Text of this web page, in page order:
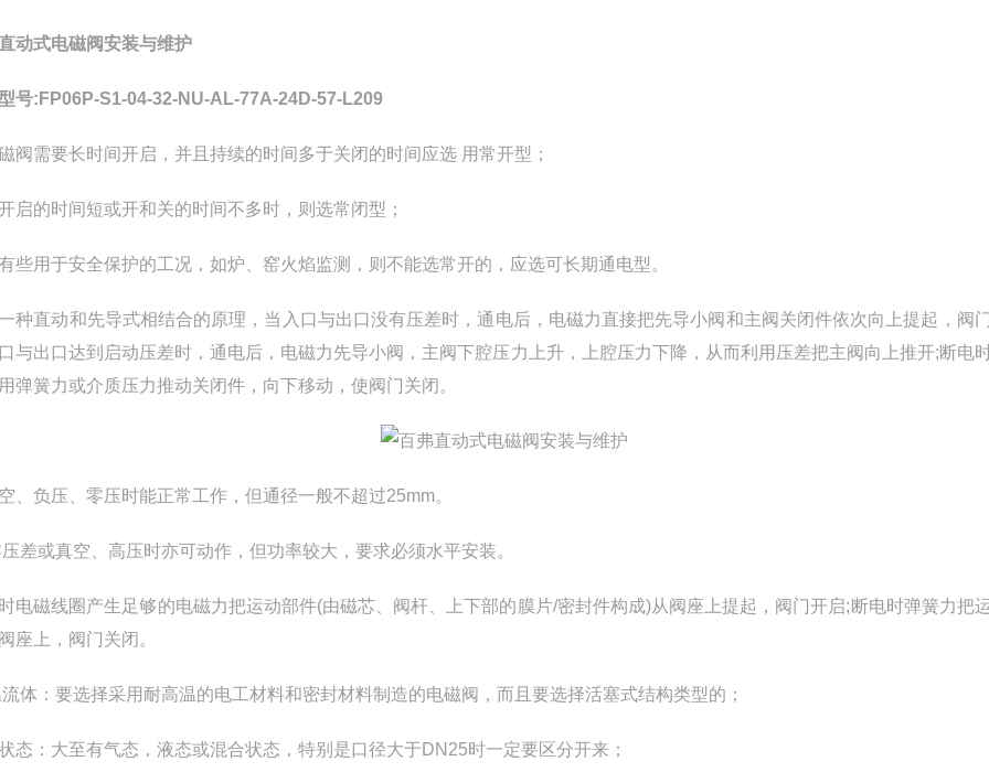
动式电磁阀安装与维护
号:FP06P-S1-04-32-NU-AL-77A-24D-57-L209
阀需要长时间开启，并且持续的时间多于关闭的时间应选 用常开型；
启的时间短或开和关的时间不多时，则选常闭型；
些用于安全保护的工况，如炉、窑火焰监测，则不能选常开的，应选可长期通电型。
种直动和先导式相结合的原理，当入口与出口没有压差时，通电后，电磁力直接把先导小阀和主阀关闭件依次向上提起，阀
与出口达到启动压差时，通电后，电磁力先导小阀，主阀下腔压力上升，上腔压力下降，从而利用压差把主阀向上推开;断电
弹簧力或介质压力推动关闭件，向下移动，使阀门关闭。
、负压、零压时能正常工作，但通径一般不超过25mm。
差或真空、高压时亦可动作，但功率较大，要求必须水平安装。
电磁线圈产生足够的电磁力把运动部件(由磁芯、阀杆、上下部的膜片/密封件构成)从阀座上提起，阀门开启;断电时弹簧力把
座上，阀门关闭。
体：要选择采用耐高温的电工材料和密封材料制造的电磁阀，而且要选择活塞式结构类型的；
态：大至有气态，液态或混合状态，特别是口径大于DN25时一定要区分开来；